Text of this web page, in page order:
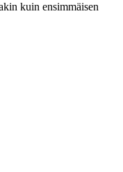
kuin ensimmäisen